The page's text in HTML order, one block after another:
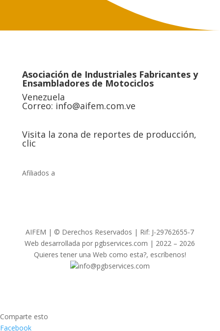
Asociación de Industriales Fabricantes y
Ensambladores de Motociclos
Venezuela
Correo: info@aifem.com.ve
Visita la zona de reportes de producción,
clic
Afiliados a
AIFEM | © Derechos Reservados | Rif: J-29762655-7
Web desarrollada por pgbservices.com | 2022 – 2026
Quieres tener una Web como esta?, escríbenos!
info@pgbservices.com
Comparte esto
Facebook